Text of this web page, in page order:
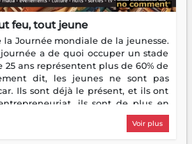
feu, tout jeune
la Journée mondiale de la jeunesse.
a de quoi occuper un stade
ans représentent plus de 60% de
dit, les jeunes ne sont pas
Ils sont déjà le présent, et ils ont
ils sont de plus en
lancer, à créer, à risquer — souvent
aide, mais toujours avec cette
Voir plus